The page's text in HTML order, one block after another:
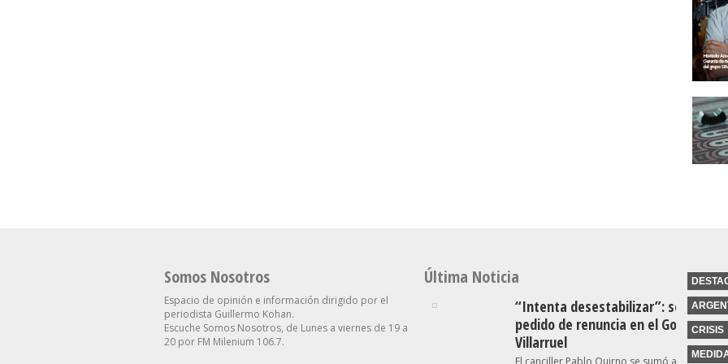
Somos Nosotros
Espacio de opinión e información dirigido por el
periodista Guillermo Kohan.
Escuche Somos Nosotros, de Lunes a viernes de 19 a
20 por FM Milenium 106.7.
Última Noticia
“Intenta desestabilizar”: se suma
pedido de renuncia en el Gobierno
Villarruel
El canciller Pablo Quirno se sumó a las críticas
CRISIS